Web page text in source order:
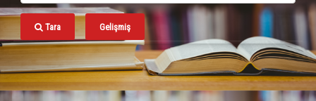
Tara Gelişmiş